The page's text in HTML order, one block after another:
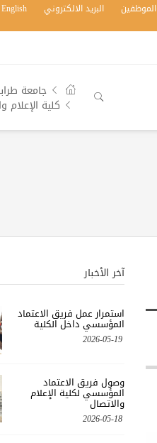
الموظفين البريد الالكتروني English
جامعة
كلية الإعلام
آخر الأخبار
استمرار عمل فريق الاعتماد
المؤسسي داخل الكلية
2026-05-19
وصول فريق الاعتماد
المؤسسي لكلية الإعلام
والاتصال
2026-05-18